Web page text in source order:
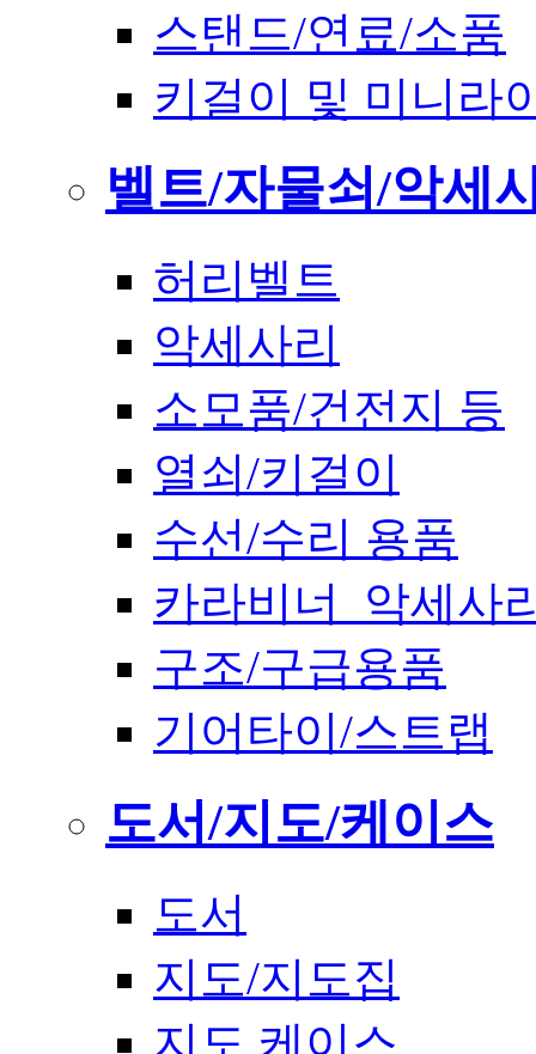
스탠드/연료/소품
키걸이 및 미니라
벨트/자물쇠/악세
허리벨트
악세사리
소모품/건전지 등
열쇠/키걸이
수선/수리 용품
카라비너_악세사
구조/구급용품
기어타이/스트랩
도서/지도/케이스
도서
지도/지도집
지도 케이스